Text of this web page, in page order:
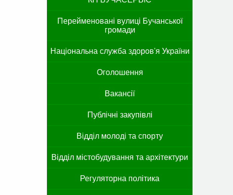
Перейменовані вулиці Бучанської
громади
Національна служба здоров'я України
Оголошення
Вакансії
Публічні закупівлі
Відділ молоді та спорту
Відділ містобудування та архітектури
Регуляторна політика